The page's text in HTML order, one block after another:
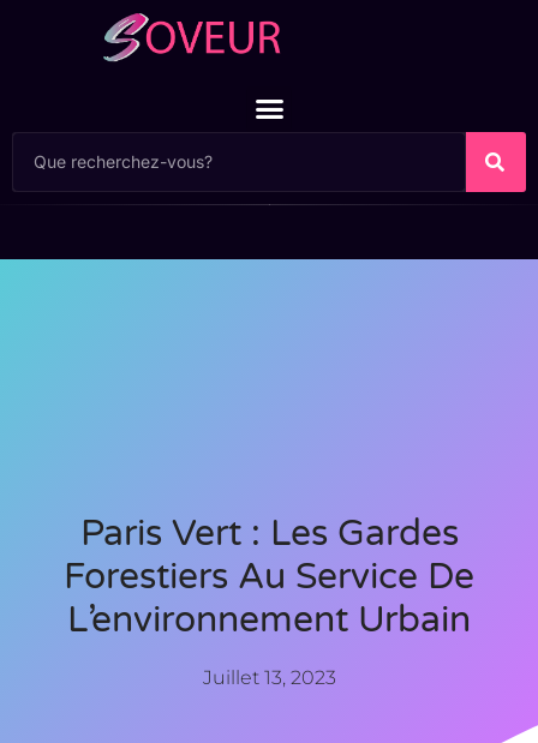
Paris Vert : Les Gardes
Forestiers Au Service De
L’environnement Urbain
Juillet 13, 2023